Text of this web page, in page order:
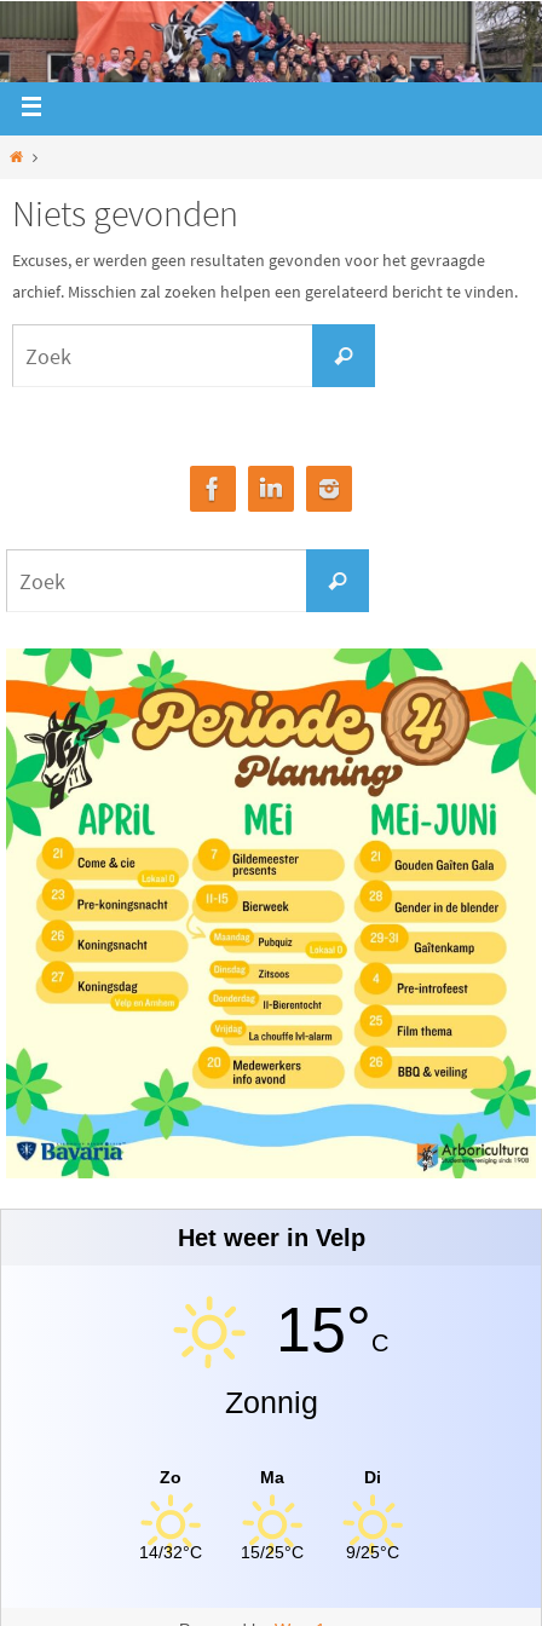
Niets gevonden
Excuses, er werden geen resultaten gevonden voor het gevraagde
archief. Misschien zal zoeken helpen een gerelateerd bericht te vinden.
Het weer in Velp
15°C
Zonnig
Zo
14/32°C
Ma
15/25°C
Di
9/25°C